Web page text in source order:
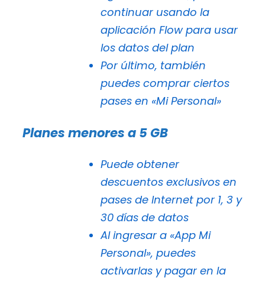
continuar usando la
aplicación Flow para usar
los datos del plan
Por último, también
puedes comprar ciertos
pases en «Mi Personal»
Planes menores a 5 GB
Puede obtener
descuentos exclusivos en
pases de Internet por 1, 3 y
30 días de datos
Al ingresar a «App Mi
Personal», puedes
activarlas y pagar en la